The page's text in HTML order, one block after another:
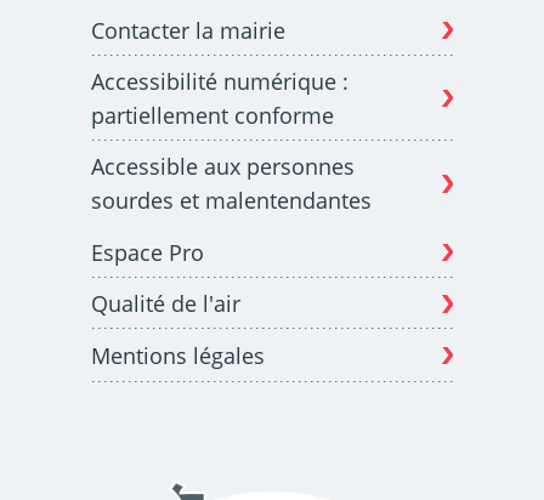
Contacter la mairie
Accessibilité numérique :
partiellement conforme
Accessible aux personnes
sourdes et malentendantes
Espace Pro
Qualité de l'air
Mentions légales